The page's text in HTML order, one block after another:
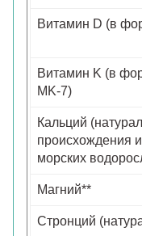
Витамин D (в
Витамин K (в
MK-7)
Кальций
происхождения
морских
Магний**
Стронций